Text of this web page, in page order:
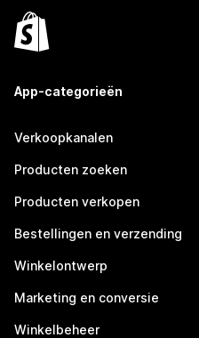
App-categorieën
Verkoopkanalen
Producten zoeken
Producten verkopen
Bestellingen en verzending
Winkelontwerp
Marketing en conversie
Winkelbeheer